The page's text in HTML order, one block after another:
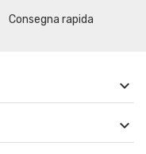
Consegna rapida

